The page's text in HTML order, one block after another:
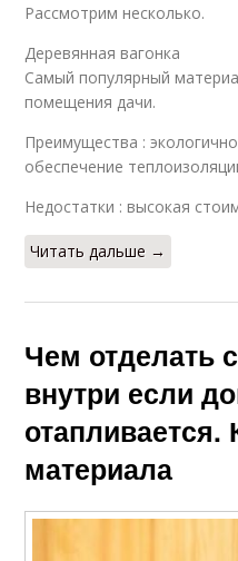
Рассмотрим несколько.
Деревянная вагонка
Самый популярный
помещения дачи.
Преимущества :
обеспечение
Недостатки : высокая
Читать дальше →
Чем отделать
внутри если
материала